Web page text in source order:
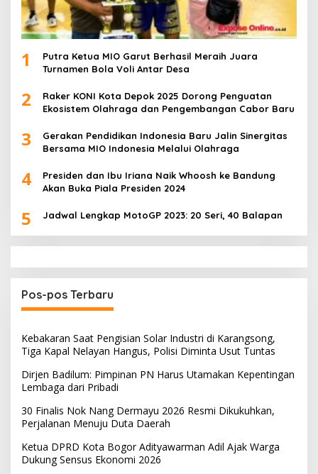
1
Putra Ketua MIO Garut Berhasil Meraih Juara
Turnamen Bola Voli Antar Desa
2
Raker KONI Kota Depok 2025 Dorong Penguatan
Ekosistem Olahraga dan Pengembangan Cabor Baru
3
Gerakan Pendidikan Indonesia Baru Jalin Sinergitas
Bersama MIO Indonesia Melalui Olahraga
4
Presiden dan Ibu Iriana Naik Whoosh ke Bandung
Akan Buka Piala Presiden 2024
5 Jadwal Lengkap MotoGP 2023: 20 Seri, 40 Balapan
Pos-pos Terbaru
Kebakaran Saat Pengisian Solar Industri di Karangsong,
Tiga Kapal Nelayan Hangus, Polisi Diminta Usut Tuntas
Dirjen Badilum: Pimpinan PN Harus Utamakan Kepentingan
Lembaga dari Pribadi
30 Finalis Nok Nang Dermayu 2026 Resmi Dikukuhkan,
Perjalanan Menuju Duta Daerah
Ketua DPRD Kota Bogor Adityawarman Adil Ajak Warga
Dukung Sensus Ekonomi 2026